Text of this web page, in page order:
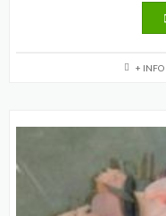
+ INFO